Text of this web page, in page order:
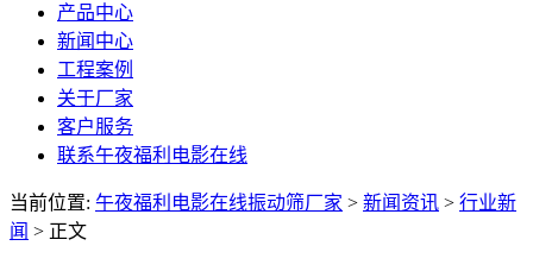
产品中心
新闻中心
工程案例
关于厂家
客户服务
联系午夜福利电影在线
当前位置: 午夜福利电影在线振动筛厂家 > 新闻资讯 > 行业新
闻 > 正文